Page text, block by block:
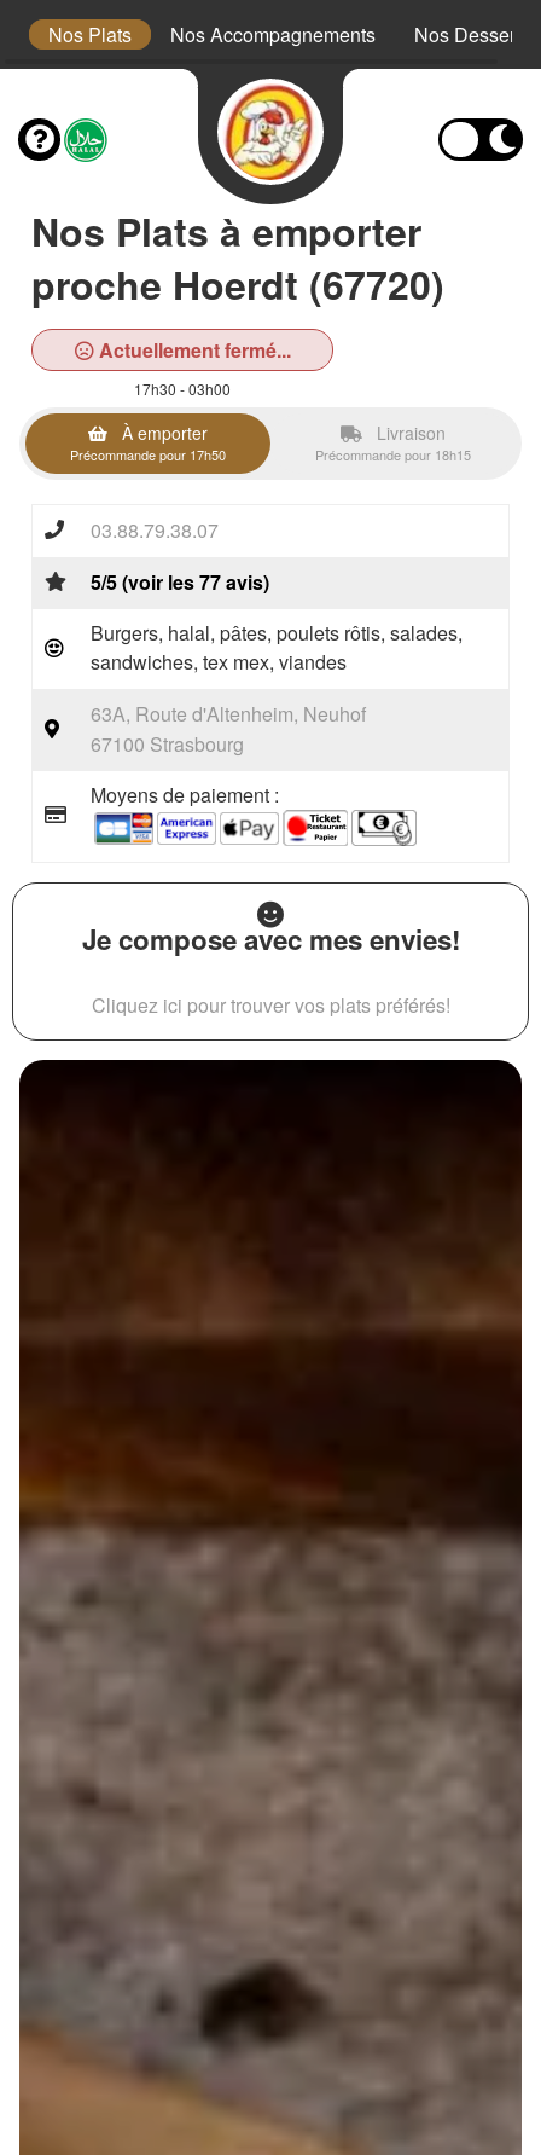
Nos Plats Nos Accompagnements Nos Desserts
Nos Plats à emporter
proche Hoerdt (67720)
Actuellement fermé...
17h30 - 03h00
À emporter
Précommande pour 17h50
Livraison
Précommande pour 18h15
03.88.79.38.07
5/5 (voir les 77 avis)
Burgers, halal, pâtes, poulets rôtis, salades,
sandwiches, tex mex, viandes
63A, Route d'Altenheim, Neuhof
67100 Strasbourg
Moyens de paiement :
Je compose avec mes envies!
Cliquez ici pour trouver vos plats préférés!